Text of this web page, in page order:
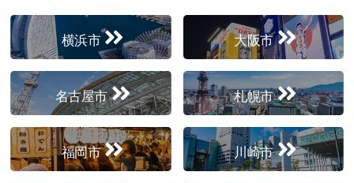
横浜市 大阪市
名古屋市 札幌市
福岡市 川崎市